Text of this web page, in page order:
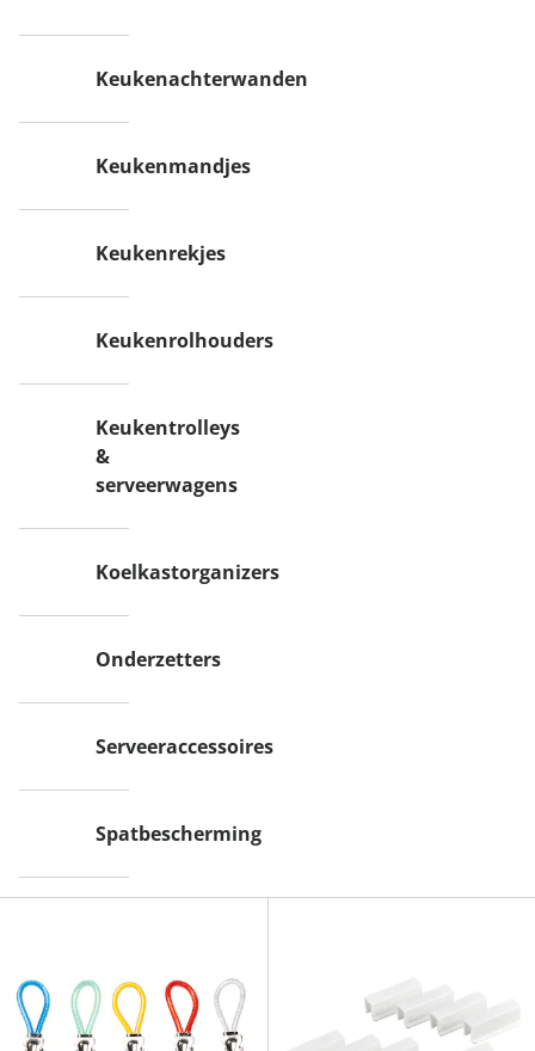
Keukenachterwanden
Keukenmandjes
Keukenrekjes
Keukenrolhouders
Keukentrolleys
&
serveerwagens
Koelkastorganizers
Onderzetters
Serveeraccessoires
Spatbescherming